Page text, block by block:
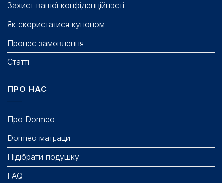
Захист вашої конфіденційності
Як скористатися купоном
Процес замовлення
Статті
ПРО НАС
Про Dormeo
Dormeo матраци
Підібрати подушку
FAQ